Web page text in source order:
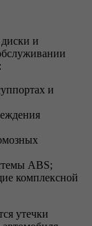
и
и
ABS;
комплексной
утечки